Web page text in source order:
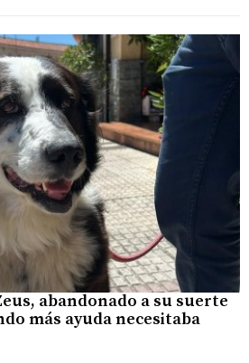
abandonado a su suerte
más ayuda necesitaba